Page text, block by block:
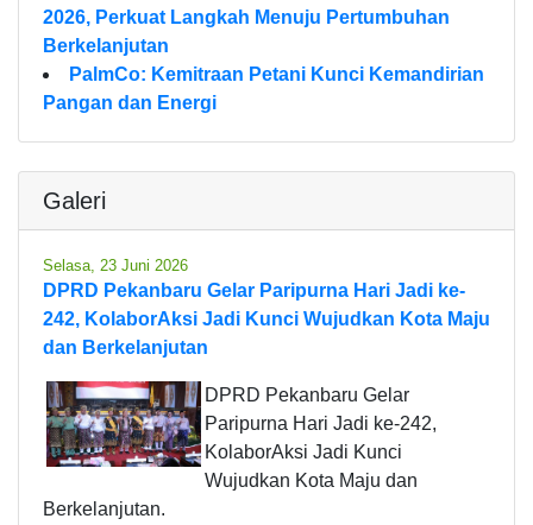
2026, Perkuat Langkah Menuju Pertumbuhan
Berkelanjutan
PalmCo: Kemitraan Petani Kunci Kemandirian
Pangan dan Energi
Galeri
Selasa, 23 Juni 2026
DPRD Pekanbaru Gelar Paripurna Hari Jadi ke-
242, KolaborAksi Jadi Kunci Wujudkan Kota Maju
dan Berkelanjutan
DPRD Pekanbaru Gelar
Paripurna Hari Jadi ke-242,
KolaborAksi Jadi Kunci
Wujudkan Kota Maju dan
Berkelanjutan.